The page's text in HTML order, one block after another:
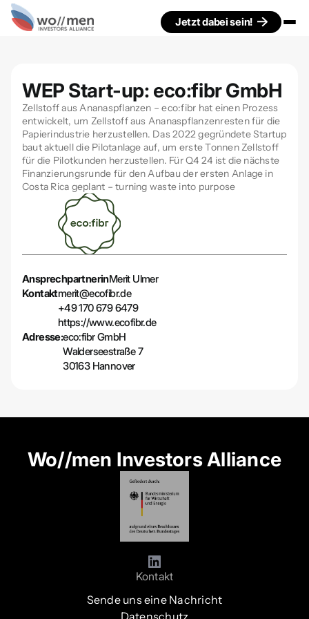
Jetzt dabei sein!
WEP Start-up: eco:fibr GmbH
Zellstoff aus Ananaspflanzen – eco:fibr hat einen Prozess
entwickelt, um Zellstoff aus Ananaspflanzenresten für die
Papierindustrie herzustellen. Das 2022 gegründete Startup
baut aktuell die Pilotanlage auf, um erste Tonnen Zellstoff
für die Pilotkunden herzustellen. Für Q4 24 ist die nächste
Finanzierungsrunde für den Aufbau der ersten Anlage in
Costa Rica geplant – turning waste into purpose
AnsprechpartnerinMerit Ulmer
Kontaktmerit@ecofibr.de
+49 170 679 6479
https://www.ecofibr.de
Adresse:eco:fibr GmbH
Walderseestraße 7
30163 Hannover
Wo//men Investors Alliance
Kontakt
Sende uns eine Nachricht